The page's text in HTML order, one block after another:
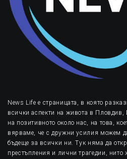
News Life е страницата, в която
всички аспекти на живота в
на позитивното около нас, на това,
вярваме, че с дружни усилия можем
бъдеще за всички ни. Тук няма да
престъпления и лични трагедии, нито